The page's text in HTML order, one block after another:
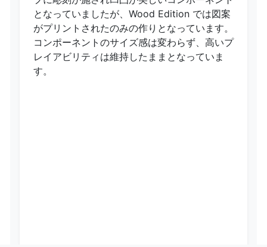
となっていましたが、Wood Edition では図案
がプリントされたのみの作りとなっています。
コンポーネントのサイズ感は変わらず、高いプ
レイアビリティは維持したままとなっていま
す。